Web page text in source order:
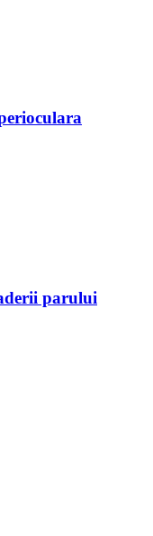
parului